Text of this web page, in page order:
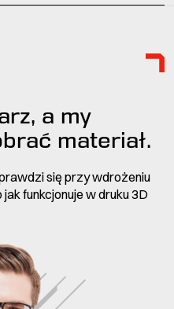
a my
materiał.
się przy wdrożeniu
funkcjonuje w druku 3D